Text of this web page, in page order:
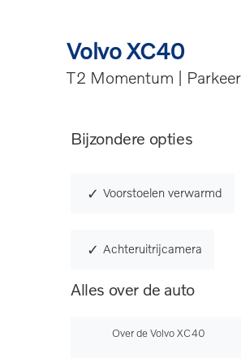
Volvo XC40
T2 Momentum |
Bijzondere opties
Voorstoelen verwarmd
Achteruitrijcamera
Alles over de auto
Over de Volvo XC40